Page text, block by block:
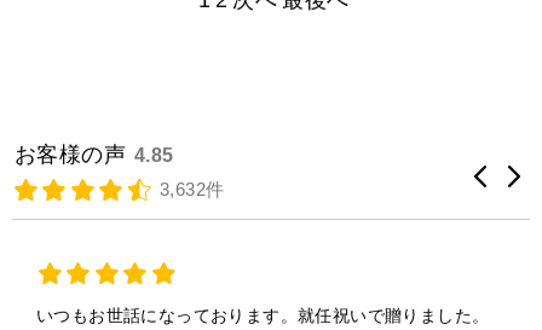
お客様の声 4.85
3,632件
いつもお世話になっております。就任祝いで贈りました。